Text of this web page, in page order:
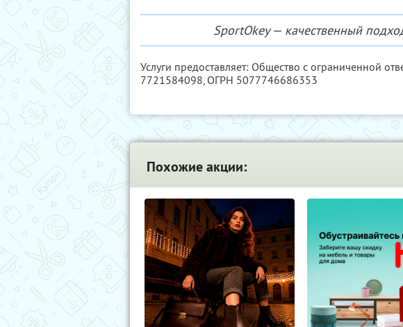
SportOkey — качественный
Услуги предоставляет: Общество с ограниченной
7721584098, ОГРН 5077746686353
Похожие акции: